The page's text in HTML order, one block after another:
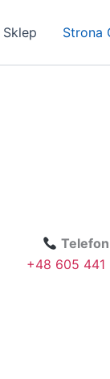
Sklep Strona
+48 605 441